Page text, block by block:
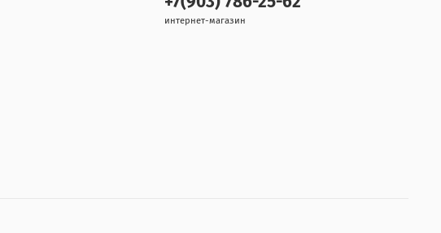
интернет-магазин